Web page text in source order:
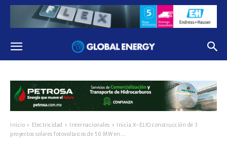
Inicio Electricidad Internacionales
Inicia X-ELIO construcción de 3
proyectos solares fotovoltaicos de 50 MW en...